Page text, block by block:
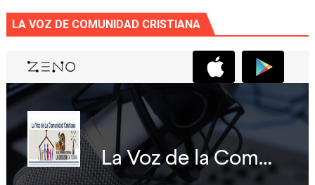
LA VOZ DE COMUNIDAD CRISTIANA